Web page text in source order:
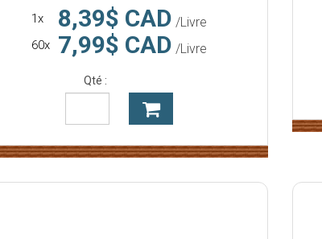
1x 8,39$ CAD /Livre
60x 7,99$ CAD /Livre
Qté :